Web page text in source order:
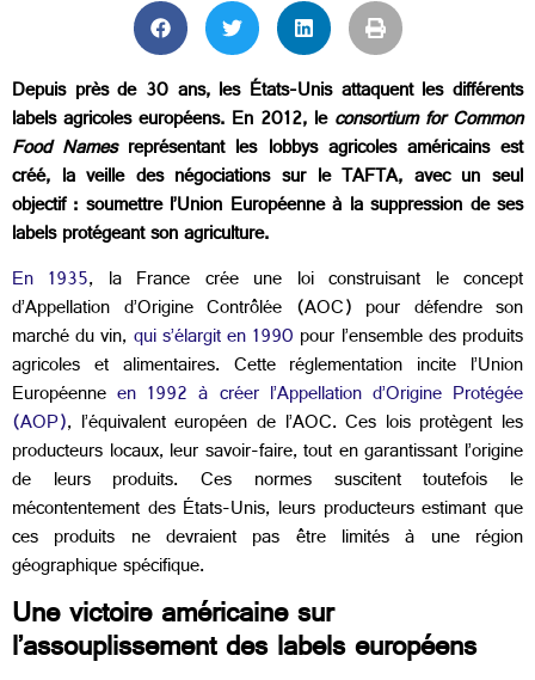
Depuis près de 30 ans, les États-Unis attaquent les différents
labels agricoles européens. En 2012, leconsortiumfor Common
Food Names représentant les lobbys agricoles américains est
créé, la veille des négociations sur le TAFTA, avec un seul
objectif : soumettre l’Union Européenne à la suppression de ses
labels protégeant son agriculture.
En 1935, la France crée une loi construisant le concept
d’Appellation d’Origine Contrôlée (AOC) pour défendre son
marché du vin,qui s’élargit en 1990 pour l’ensemble des produits
agricoles et alimentaires. Cette réglementation incite l’Union
Européenneen 1992 à créer l’Appellation d’Origine Protégée
(AOP), l’équivalent européen de l’AOC. Ces lois protègent les
producteurs locaux, leur savoir-faire, tout en garantissant l’origine
de leurs produits. Ces normes suscitent toutefois le
mécontentement des États-Unis, leurs producteurs estimant que
ces produits ne devraient pas être limités à une région
géographique spécifique.
Une victoire américaine sur
l’assouplissement des labels européens